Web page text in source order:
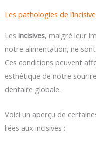
Les pathologies de l’incisive
Les incisives, malgré leur
notre alimentation, ne sont
Ces conditions peuvent
esthétique de notre
dentaire globale.
Voici un aperçu de
liées aux incisives :